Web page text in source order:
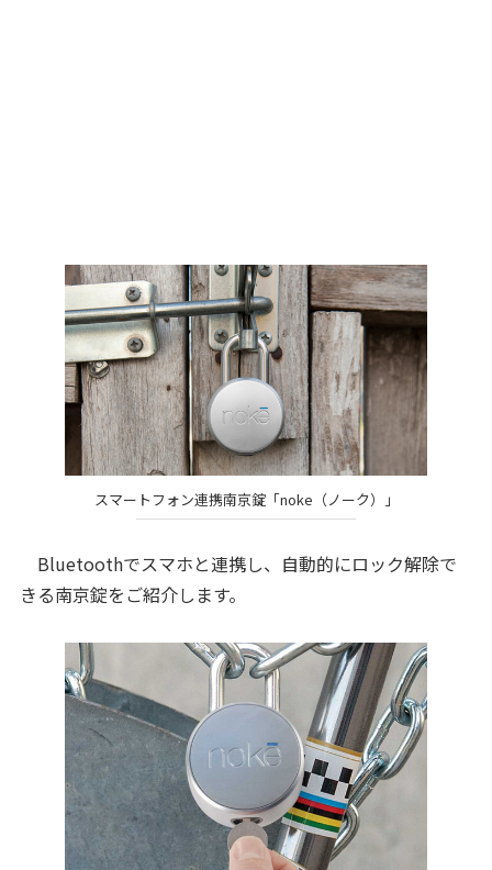
スマートフォン連携南京錠「noke（ノーク）」
Bluetoothでスマホと連携し、自動的にロック解除で
きる南京錠をご紹介します。